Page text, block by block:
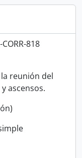
CORR-818
reunión del
ascensos.